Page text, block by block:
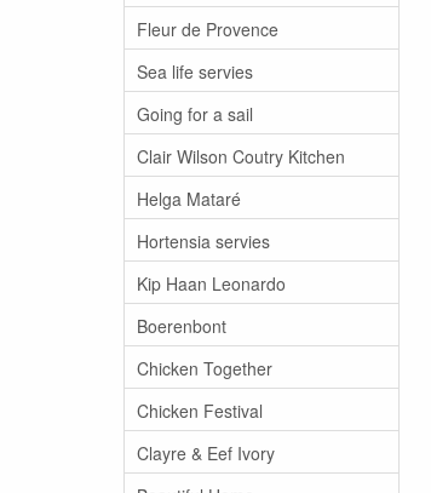
Fleur de Provence
Sea life servies
Going for a sail
Clair Wilson Coutry Kitchen
Helga Mataré
Hortensia servies
Kip Haan Leonardo
Boerenbont
Chicken Together
Chicken Festival
Clayre & Eef Ivory